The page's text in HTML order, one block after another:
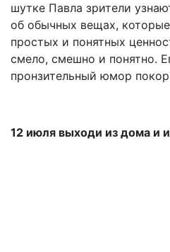
шутке Павла зрители
об обычных вещах,
простых и понятных
смело, смешно и понятно.
пронзительный юмор
12 июля выходи из дома и